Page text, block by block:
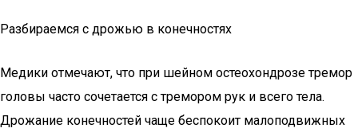
Разбираемся с дрожью в конечностях
Медики отмечают, что при шейном остеохондрозе тремор
головы часто сочетается с тремором рук и всего тела.
Дрожание конечностей чаще беспокоит малоподвижных